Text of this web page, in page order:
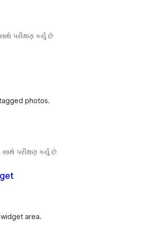
પરીક્ષણ કર્યું છે
photos.
પરીક્ષણ કર્યું છે
area.